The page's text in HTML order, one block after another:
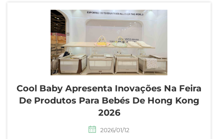
Cool Baby Apresenta Inovações Na Feira
De Produtos Para Bebés De Hong Kong
2026
2026/01/12